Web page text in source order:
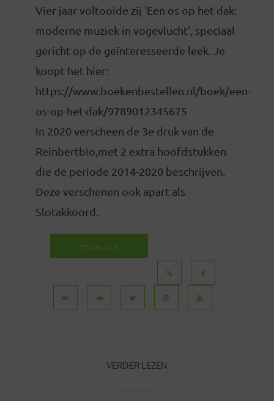
Vier jaar voltooide zij 'Een os op het dak:
moderne muziek in vogevlucht', speciaal
gericht op de geïnteresseerde leek. Je
koopt het hier:
https://www.boekenbestellen.nl/boek/een-
os-op-het-dak/9789012345675
In 2020 verscheen de 3e druk van de
Reinbertbio,met 2 extra hoofdstukken
die de periode 2014-2020 beschrijven.
Deze verschenen ook apart als
Slotakkoord.
TOON ALLE
VERDER LEZEN